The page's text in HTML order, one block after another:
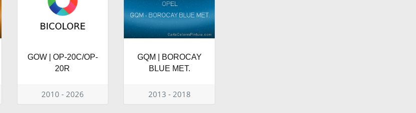
GOW | OP-20C/OP-
20R
2010 - 2026
GQM | BOROCAY
BLUE MET.
2013 - 2018